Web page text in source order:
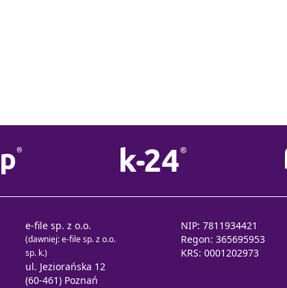
e-file sp. z o.o.
(dawniej: e-file sp. z o.o.
sp. k.)
ul. Jeziorańska 12
(60-461) Poznań
NIP: 7811934421
Regon: 365695953
KRS: 0001202973